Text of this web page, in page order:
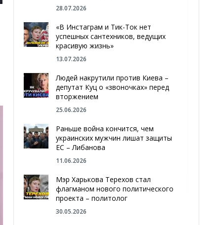
28.07.2026
«В Инстаграм и Тик-Ток нет
успешных сантехников, ведущих
красивую жизнь»
13.07.2026
Людей накрутили против Киева –
депутат Куц о «звоночках» перед
вторжением
25.06.2026
Раньше война кончится, чем
украинских мужчин лишат защиты
ЕС – Либанова
11.06.2026
Мэр Харькова Терехов стал
флагманом нового политического
проекта – политолог
30.05.2026